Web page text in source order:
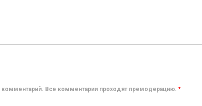
комментарий. Все комментарии проходят премодерацию. *